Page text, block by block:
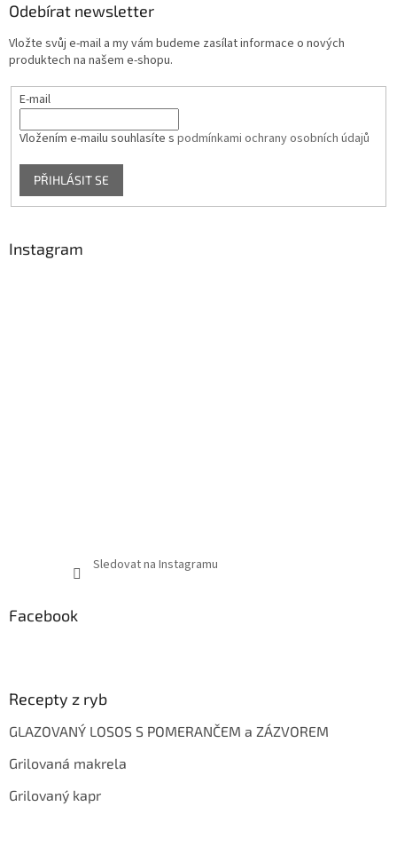
Odebírat newsletter
Vložte svůj e-mail a my vám budeme zasílat informace o nových
produktech na našem e-shopu.
E-mail
Vložením e-mailu souhlasíte s podmínkami ochrany osobních údajů
PŘIHLÁSIT SE
Instagram
Sledovat na Instagramu
Facebook
Recepty z ryb
GLAZOVANÝ LOSOS S POMERANČEM a ZÁZVOREM
Grilovaná makrela
Grilovaný kapr